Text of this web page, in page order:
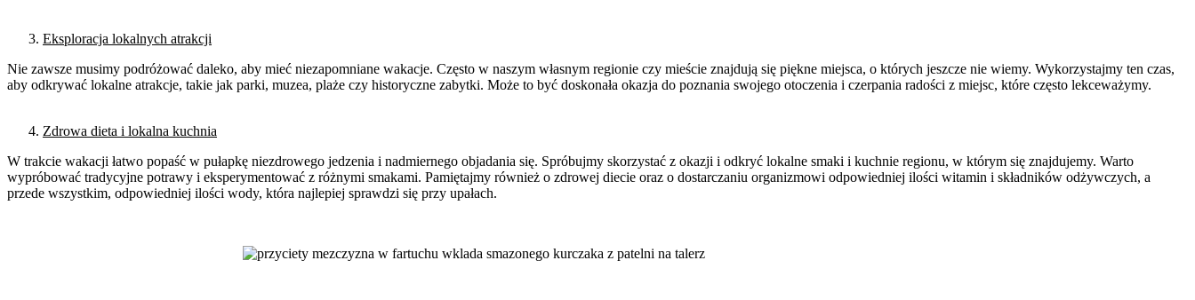
Eksploracja lokalnych atrakcji
Nie zawsze musimy podróżować daleko, aby mieć niezapomniane wakacje. Często w naszym własnym regionie czy mieście znajdują się piękne miejsca, o których jeszcze nie wiemy. Wykorzystajmy ten czas,
aby odkrywać lokalne atrakcje, takie jak parki, muzea, plaże czy historyczne zabytki. Może to być doskonała okazja do poznania swojego otoczenia i czerpania radości z miejsc, które często lekceważymy.
Zdrowa dieta i lokalna kuchnia
W trakcie wakacji łatwo popaść w pułapkę niezdrowego jedzenia i nadmiernego objadania się. Spróbujmy skorzystać z okazji i odkryć lokalne smaki i kuchnie regionu, w którym się znajdujemy. Warto
wypróbować tradycyjne potrawy i eksperymentować z różnymi smakami. Pamiętajmy również o zdrowej diecie oraz o dostarczaniu organizmowi odpowiedniej ilości witamin i składników odżywczych, a
przede wszystkim, odpowiedniej ilości wody, która najlepiej sprawdzi się przy upałach.